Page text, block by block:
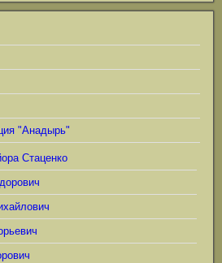
"Анадырь"
Стаценко